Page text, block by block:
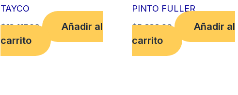
TAYCO
$18,117.00
Añadir al
carrito
PINTO FULLER
$5,382.00
Añadir al
carrito